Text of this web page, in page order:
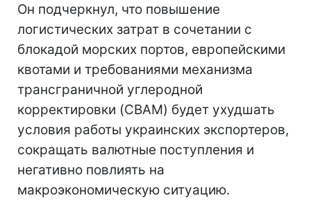
Он подчеркнул, что повышение
логистических затрат в сочетании с
блокадой морских портов, европейскими
квотами и требованиями механизма
трансграничной углеродной
корректировки (CBAM) будет ухудшать
условия работы украинских экспортеров,
сокращать валютные поступления и
негативно повлиять на
макроэкономическую ситуацию.